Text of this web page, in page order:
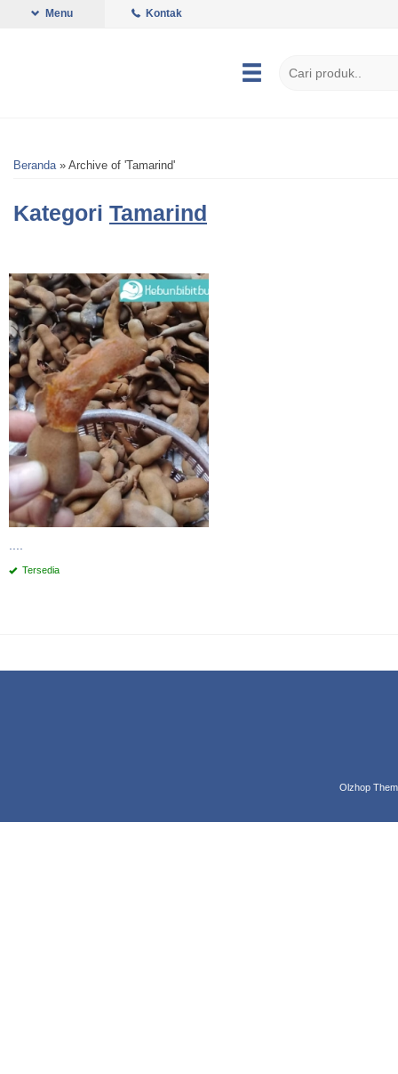
Menu Kontak
Beranda» Archive of 'Tamarind'
Kategori Tamarind
....
Tersedia
Olzhop